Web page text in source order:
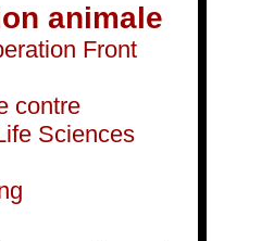
animale
Front
contre
Sciences